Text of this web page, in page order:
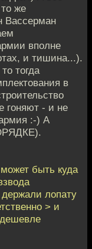
же
Вассерман
вполне
и тишина...).
тогда
в
гоняют - и не
:-) А
быть куда
лопату
> и